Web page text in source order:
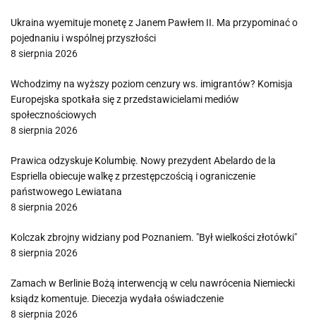
Ukraina wyemituje monetę z Janem Pawłem II. Ma przypominać o
pojednaniu i wspólnej przyszłości
8 sierpnia 2026
Wchodzimy na wyższy poziom cenzury ws. imigrantów? Komisja
Europejska spotkała się z przedstawicielami mediów
społecznościowych
8 sierpnia 2026
Prawica odzyskuje Kolumbię. Nowy prezydent Abelardo de la
Espriella obiecuje walkę z przestępczością i ograniczenie
państwowego Lewiatana
8 sierpnia 2026
Kolczak zbrojny widziany pod Poznaniem. "Był wielkości złotówki"
8 sierpnia 2026
Zamach w Berlinie Bożą interwencją w celu nawrócenia Niemiecki
ksiądz komentuje. Diecezja wydała oświadczenie
8 sierpnia 2026